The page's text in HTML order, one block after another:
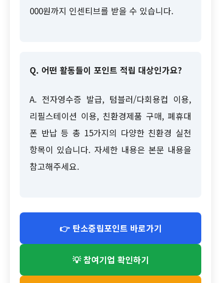
000원까지 인센티브를 받을 수 있습니다.
Q. 어떤 활동들이 포인트 적립 대상인가요?
A. 전자영수증 발급, 텀블러/다회용컵 이용,
리필스테이션 이용, 친환경제품 구매, 폐휴대
폰 반납 등 총 15가지의 다양한 친환경 실천
항목이 있습니다. 자세한 내용은 본문 내용을
참고해주세요.
👉 탄소중립포인트 바로가기
💡 참여기업 확인하기